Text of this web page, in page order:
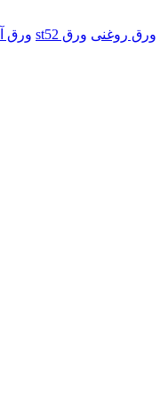
ورق روغنی ورق st52
ورق